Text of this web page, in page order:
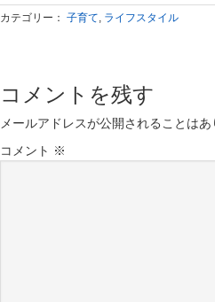
カテゴリー： 子育て, ライフスタイル
コメントを残す
メールアドレスが公開されることはあ
コメント ※